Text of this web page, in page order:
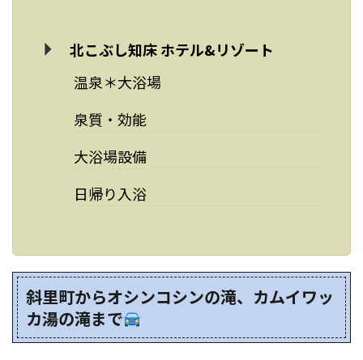
北こぶし知床 ホテル&リゾート
温泉＊大浴場
泉質・効能
大浴場設備
日帰り入浴
斜里町からオシンコシンの滝、カムイワッ
カ湯の滝まで